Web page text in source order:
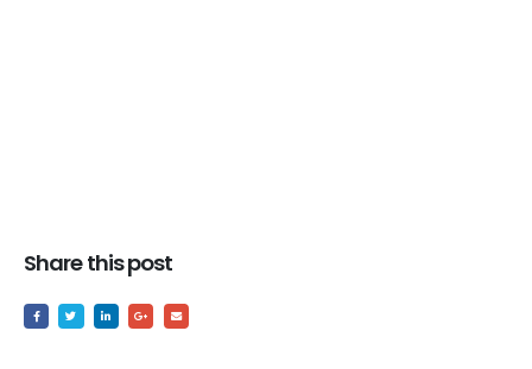
Share this post